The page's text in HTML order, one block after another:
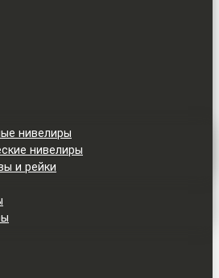
нивелиры
нивелиры
и рейки